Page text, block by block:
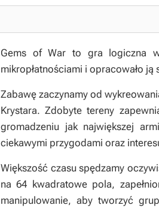
Gems of War to gra logiczna
mikropłatnościami i opracowało
Zabawę zaczynamy od
Krystara. Zdobyte tereny
gromadzeniu jak największej
ciekawymi przygodami oraz
Większość czasu spędzamy
na 64 kwadratowe pola,
manipulowanie, aby tworzyć